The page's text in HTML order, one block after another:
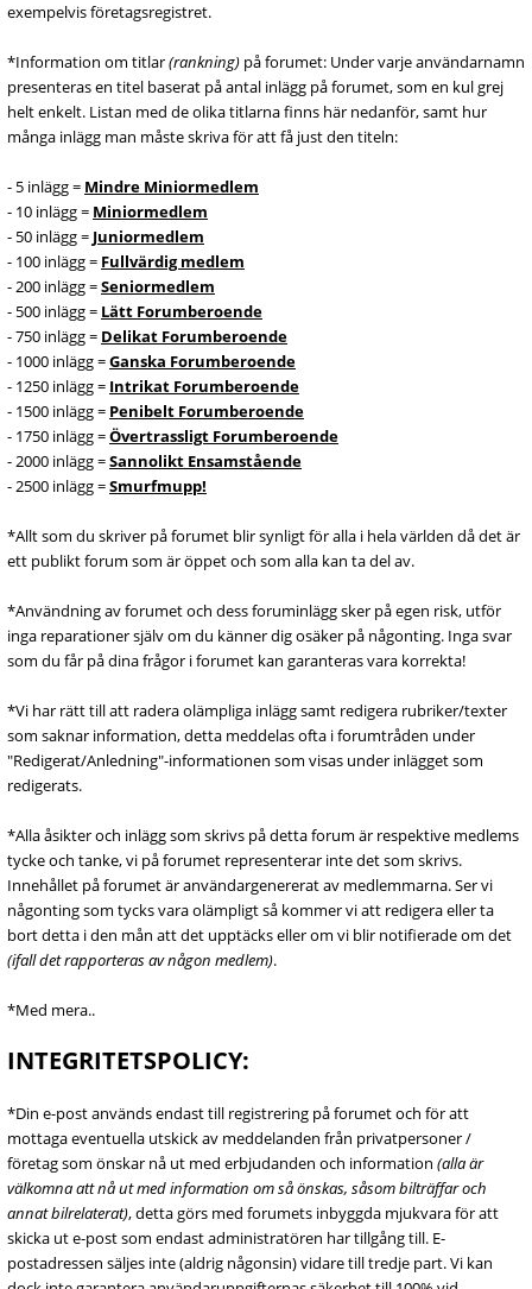
exempelvis företagsregistret.
*Information om titlar(rankning) på forumet: Under varje användarnamn
presenteras en titel baserat på antal inlägg på forumet, som en kul grej
helt enkelt. Listan med de olika titlarna finns här nedanför, samt hur
många inlägg man måste skriva för att få just den titeln:
- 5 inlägg = Mindre Miniormedlem
- 10 inlägg = Miniormedlem
- 50 inlägg = Juniormedlem
- 100 inlägg = Fullvärdig medlem
- 200 inlägg =Seniormedlem
- 500 inlägg = Lätt Forumberoende
- 750 inlägg = Delikat Forumberoende
- 1000 inlägg =Ganska Forumberoende
- 1250 inlägg = Intrikat Forumberoende
- 1500 inlägg = Penibelt Forumberoende
- 1750 inlägg =Övertrassligt Forumberoende
- 2000 inlägg =Sannolikt Ensamstående
- 2500 inlägg =Smurfmupp!
*Allt som du skriver på forumet blir synligt för alla i hela världen då det är
ett publikt forum som är öppet och som alla kan ta del av.
*Användning av forumet och dess foruminlägg sker på egen risk, utför
inga reparationer själv om du känner dig osäker på någonting. Inga svar
som du får på dina frågor i forumet kan garanteras vara korrekta!
*Vi har rätt till att radera olämpliga inlägg samt redigera rubriker/texter
som saknar information, detta meddelas ofta i forumtråden under
"Redigerat/Anledning"-informationen som visas under inlägget som
redigerats.
*Alla åsikter och inlägg som skrivs på detta forum är respektive medlems
tycke och tanke, vi på forumet representerar inte det som skrivs.
Innehållet på forumet är användargenererat av medlemmarna. Ser vi
någonting som tycks vara olämpligt så kommer vi att redigera eller ta
bort detta i den mån att det upptäcks eller om vi blir notifierade om det
(ifall det rapporteras av någon medlem).
*Med mera..
INTEGRITETSPOLICY:
*Din e-post används endast till registrering på forumet och för att
mottaga eventuella utskick av meddelanden från privatpersoner /
företag som önskar nå ut med erbjudanden och information (alla är
välkomna att nå ut med information om så önskas, såsom bilträffar och
annat bilrelaterat), detta görs med forumets inbyggda mjukvara för att
skicka ut e-post som endast administratören har tillgång till. E-
postadressen säljes inte (aldrig någonsin) vidare till tredje part. Vi kan